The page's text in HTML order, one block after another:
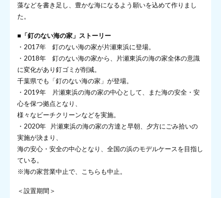
藻などを書き足し、豊かな海になるよう願いを込めて作りまし
た。
■「釘のない海の家」ストーリー
・2017年 釘のない海の家が片瀬東浜に登場。
・2018年 釘のない海の家から、片瀬東浜の海の家全体の意識
に変化があり釘ゴミが削減。
千葉県でも「釘のない海の家」が登場。
・2019年 片瀬東浜の海の家の中心として、また海の安全・安
心を保つ拠点となり、
様々なビーチクリーンなどを実施。
・2020年 片瀬東浜の海の家の方達と早朝、夕方にごみ拾いの
実施が決まり、
海の安心・安全の中心となり、全国の浜のモデルケースを目指し
ている。
※海の家営業中止で、こちらも中止。
＜設置期間＞